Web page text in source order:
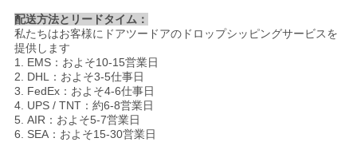
配送方法とリードタイム：
私たちはお客様にドアツードアのドロップシッピングサービスを
提供します
1. EMS：およそ10-15営業日
2. DHL：およそ3-5仕事日
3. FedEx：およそ4-6仕事日
4. UPS / TNT：約6-8営業日
5. AIR：およそ5-7営業日
6. SEA：およそ15-30営業日